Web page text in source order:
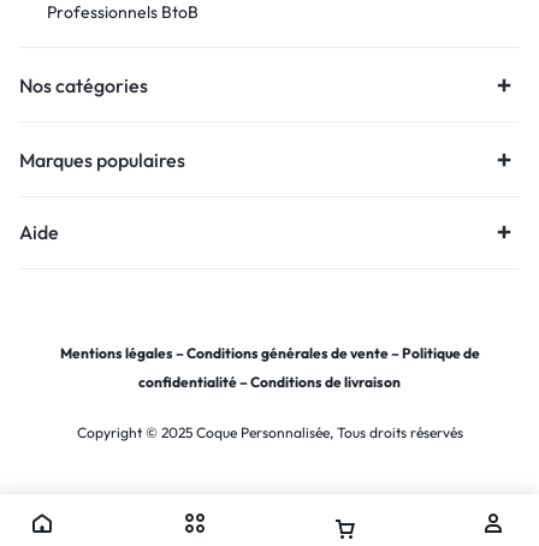
Professionnels BtoB
Nos catégories
Marques populaires
Aide
Mentions légales –Conditions générales de vente–Politique de
confidentialité–Conditions de livraison
Copyright © 2025 Coque Personnalisée, Tous droits réservés